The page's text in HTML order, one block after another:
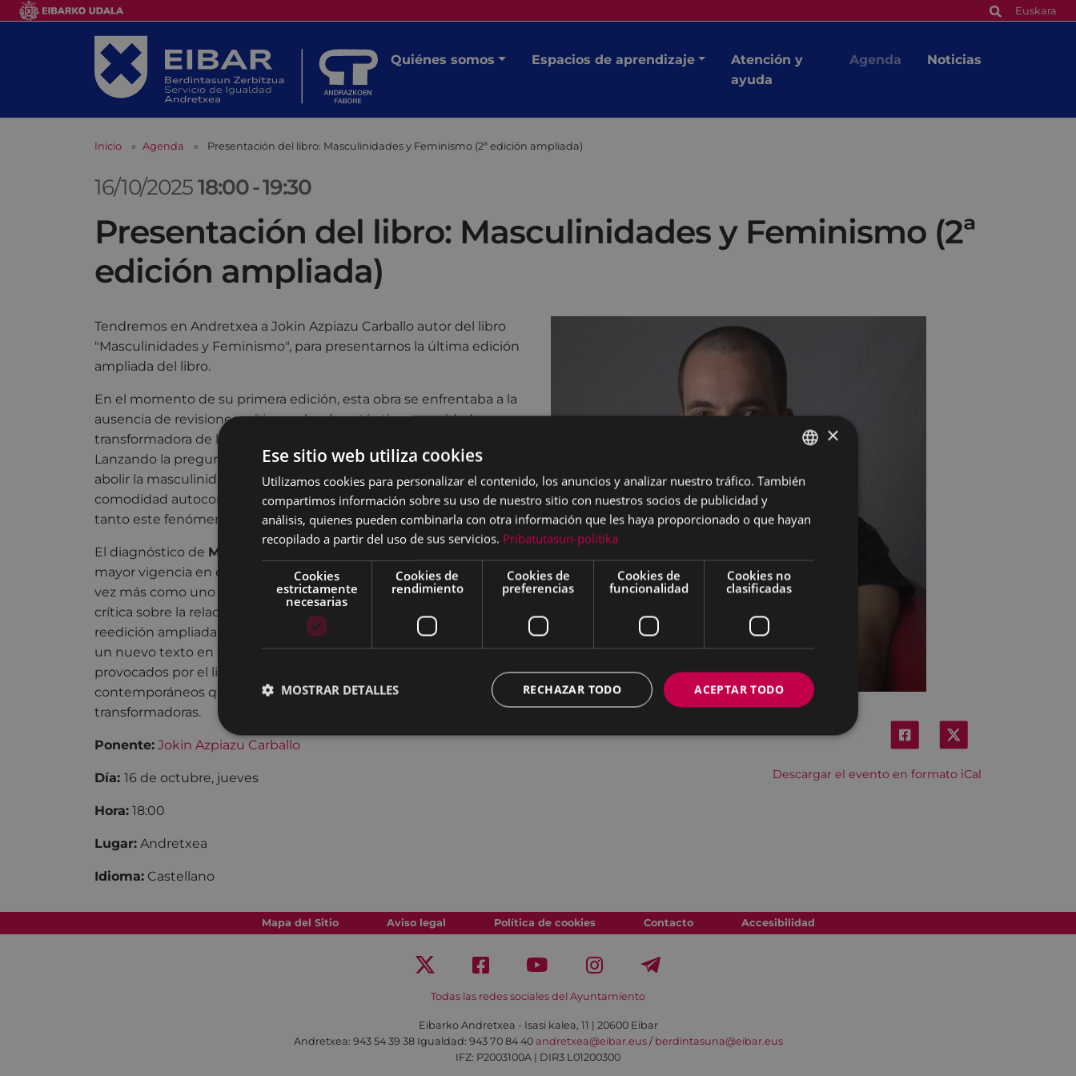
Euskara
Quiénes somos Espacios de aprendizaje
Atención y
ayuda
Agenda Noticias
Inicio Agenda Presentación del libro: Masculinidades y Feminismo (2ª edición ampliada)
16/10/202518:00-19:30
Presentación del libro: Masculinidades y Feminismo (2ª
edición ampliada)
Descargar el evento en formato iCal
Tendremos en Andretxea a Jokin Azpiazu Carballo autor del libro
"Masculinidades y Feminismo", para presentarnos la última edición
ampliada del libro.
En el momento de su primera edición, esta obra se enfrentaba a la
ausencia de revisiones críticas sobre la auténtica capacidad
transformadora de los grupos de hombres y de lo que los rodeaba.
Lanzando la pregunta incómoda sobre si reformar, transformar o
abolir la masculinidad, Jokin Azpiazu buscaba romper con la
comodidad autocomprensiva con la que se estaban invistiendo
tanto este fenómeno como la noción de «nuevas masculinidades».
El diagnóstico de Masculinidades y feminismo
mayor vigencia en el contexto actual y, sobre todo, lo coloca una
vez más como uno de los puntos de partida para reelaborar la
crítica sobre la relación entre los hombres y el feminismo. En esta
reedición ampliada, con un prólogo de Mari Luz Esteban, se incluye
un nuevo texto en el que no solo se repasan los debates
provocados por el libro, sino que se apuntan los debates
contemporáneos que deberían dar lugar a prácticas radicales y
transformadoras.
Ponente: Jokin Azpiazu Carballo
Día: 16 de octubre, jueves
Hora: 18:00
Lugar: Andretxea
Idioma: Castellano
Mapa del Sitio Aviso legal Política de cookies Contacto Accesibilidad
Todas las redes sociales del Ayuntamiento
Eibarko Andretxea - Isasi kalea, 11 | 20600 Eibar
Andretxea: 943 54 39 38 Igualdad: 943 70 84 40 andretxea@eibar.eus/ berdintasuna@eibar.eus
IFZ: P2003100A | DIR3 L01200300
BASQUE
×
Ese sitio web utiliza cookies
Utilizamos cookies para personalizar el contenido, los anuncios y analizar nuestro tráfico. También
compartimos información sobre su uso de nuestro sitio con nuestros socios de publicidad y
análisis, quienes pueden combinarla con otra información que les haya proporcionado o que hayan
recopilado a partir del uso de sus servicios. Pribatutasun-politika
Cookies
estrictamente
necesarias
Cookies de
rendimiento
Cookies de
preferencias
Cookies de
funcionalidad
Cookies no
clasificadas
ACEPTAR TODO
RECHAZAR TODO
MOSTRAR DETALLES